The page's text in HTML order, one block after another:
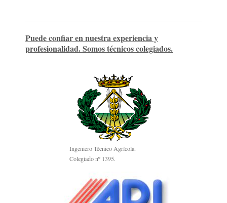
Puede confiar en nuestra experiencia y
profesionalidad. Somos técnicos colegiados.
Ingeniero Técnico Agrícola.
Colegiado nº 1395.